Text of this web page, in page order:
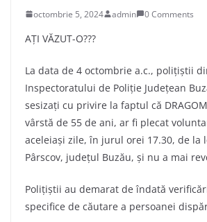
octombrie 5, 2024 admin 0 Comments
AȚI VĂZUT-O???
La data de 4 octombrie a.c., polițiștii
Inspectoratului de Poliţie Judeţean
sesizați cu privire la faptul că
vârstă de 55 de ani, ar fi plecat
aceleiași zile, în jurul orei 17.30, de la
Pârscov, judeţul Buzău, și nu a mai
Polițiștii au demarat de îndată
specifice de căutare a persoanei